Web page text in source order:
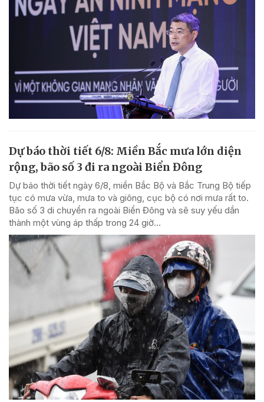
Dự báo thời tiết 6/8: Miền Bắc mưa lớn diện
rộng, bão số 3 đi ra ngoài Biển Đông
Dự báo thời tiết ngày 6/8, miền Bắc Bộ và Bắc Trung Bộ tiếp
tục có mưa vừa, mưa to và giông, cục bộ có nơi mưa rất to.
Bão số 3 di chuyển ra ngoài Biển Đông và sẽ suy yếu dần
thành một vùng áp thấp trong 24 giờ...